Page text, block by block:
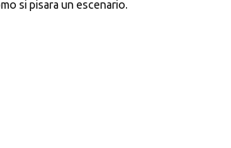
si pisara un escenario.